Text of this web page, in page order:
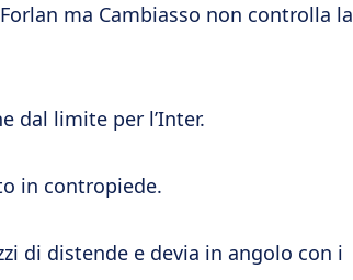
ma Cambiasso non controlla la
dal limite per l’Inter.
in contropiede.
di distende e devia in angolo con i